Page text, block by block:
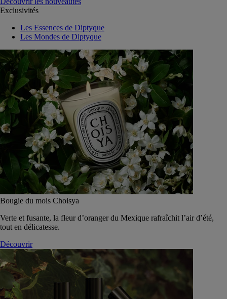
Exclusivités
Les Essences de Diptyque
Les Mondes de Diptyque
Bougie du mois Choisya
Verte et fusante, la fleur d’oranger du Mexique rafraîchit l’air d’été,
tout en délicatesse.
Découvrir